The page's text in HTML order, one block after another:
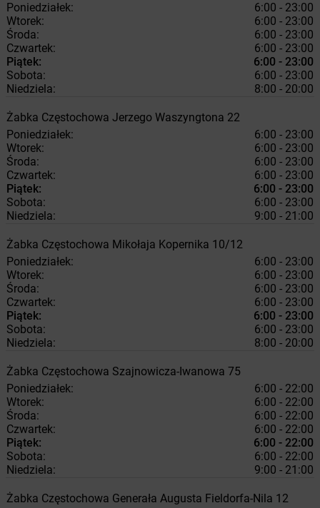
Poniedziałek:
6:00 - 23:00
Wtorek:
6:00 - 23:00
Środa:
6:00 - 23:00
Czwartek:
6:00 - 23:00
Piątek:
6:00 - 23:00
Sobota:
6:00 - 23:00
Niedziela:
8:00 - 20:00
Żabka Częstochowa Jerzego Waszyngtona 22
Poniedziałek:
6:00 - 23:00
Wtorek:
6:00 - 23:00
Środa:
6:00 - 23:00
Czwartek:
6:00 - 23:00
Piątek:
6:00 - 23:00
Sobota:
6:00 - 23:00
Niedziela:
9:00 - 21:00
Żabka Częstochowa Mikołaja Kopernika 10/12
Poniedziałek:
6:00 - 23:00
Wtorek:
6:00 - 23:00
Środa:
6:00 - 23:00
Czwartek:
6:00 - 23:00
Piątek:
6:00 - 23:00
Sobota:
6:00 - 23:00
Niedziela:
8:00 - 20:00
Żabka Częstochowa Szajnowicza-Iwanowa 75
Poniedziałek:
6:00 - 22:00
Wtorek:
6:00 - 22:00
Środa:
6:00 - 22:00
Czwartek:
6:00 - 22:00
Piątek:
6:00 - 22:00
Sobota:
6:00 - 22:00
Niedziela:
9:00 - 21:00
Żabka Częstochowa Generała Augusta Fieldorfa-Nila 12